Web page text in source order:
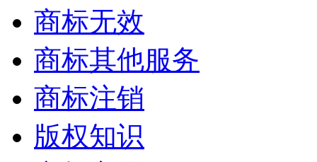
商标无效
商标其他服务
商标注销
版权知识